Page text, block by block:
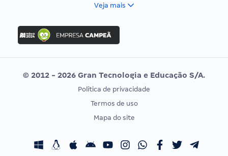
Concurso Ibama
Concurso MPU
Editais publicados
Vunesp
CONCURSOS POR PROFISSÃO
Concursos Fiscais
EXAME DE ORDEM
Calendário OAB
Veja mais
© 2012 - 2026 Gran Tecnologia e Educação S/A.
Política de privacidade
Termos de uso
Mapa do site